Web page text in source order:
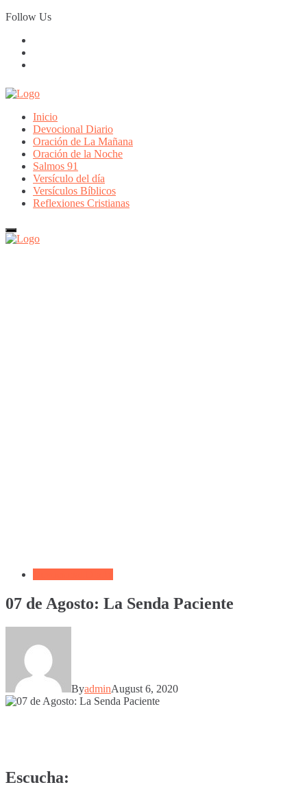
Skip
to
Follow Us
Inicio
Devocional Diario
Oración de La Mañana
Oración de la Noche
Salmos 91
Versículo del día
Versículos Bíblicos
Reflexiones Cristianas
07 de Agosto: La Senda Paciente
ByadminAugust 6, 2020
Escucha: